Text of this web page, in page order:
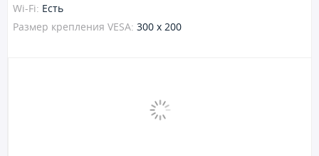
Wi-Fi: Есть
Размер крепления VESA: 300 x 200